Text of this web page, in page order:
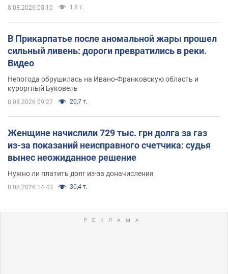
8.08.2026 05:10 1,8 т.
В Прикарпатье после аномальной жары прошел
сильный ливень: дороги превратились в реки.
Видео
Непогода обрушилась на Ивано-Франковскую область и
курортный Буковель
8.08.2026 09:27 20,7 т.
Женщине начислили 729 тыс. грн долга за газ
из-за показаний неисправного счетчика: судья
вынес неожиданное решение
Нужно ли платить долг из-за доначисления
8.08.2026 14:43 30,4 т.